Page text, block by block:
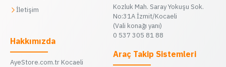
İletişim
Hakkımızda
AyeStore.com.tr Kocaeli
Kozluk Mah. Saray Yokuşu Sok.
No:31A İzmit/Kocaeli
(Vali konağı yanı)
0 537 305 81 88
Araç Takip Sistemleri